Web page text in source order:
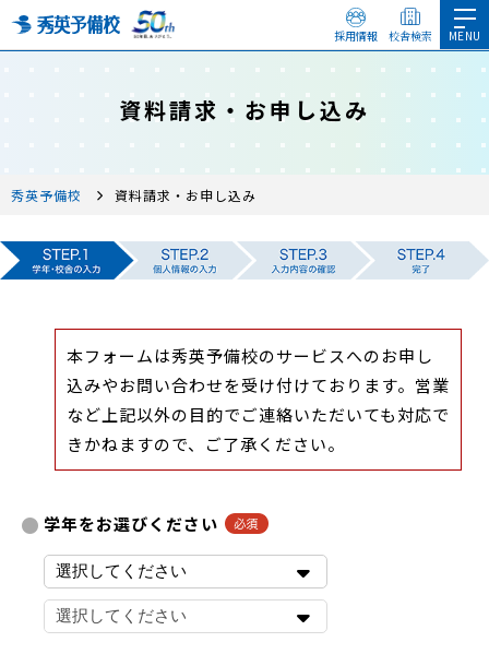
採用情報 校舎検索
資料請求・お申し込み
秀英予備校 資料請求・お申し込み
本フォームは秀英予備校のサービスへのお申し
込みやお問い合わせを受け付けております。営業
など上記以外の目的でご連絡いただいても対応で
きかねますので、ご了承ください。
学年をお選びください